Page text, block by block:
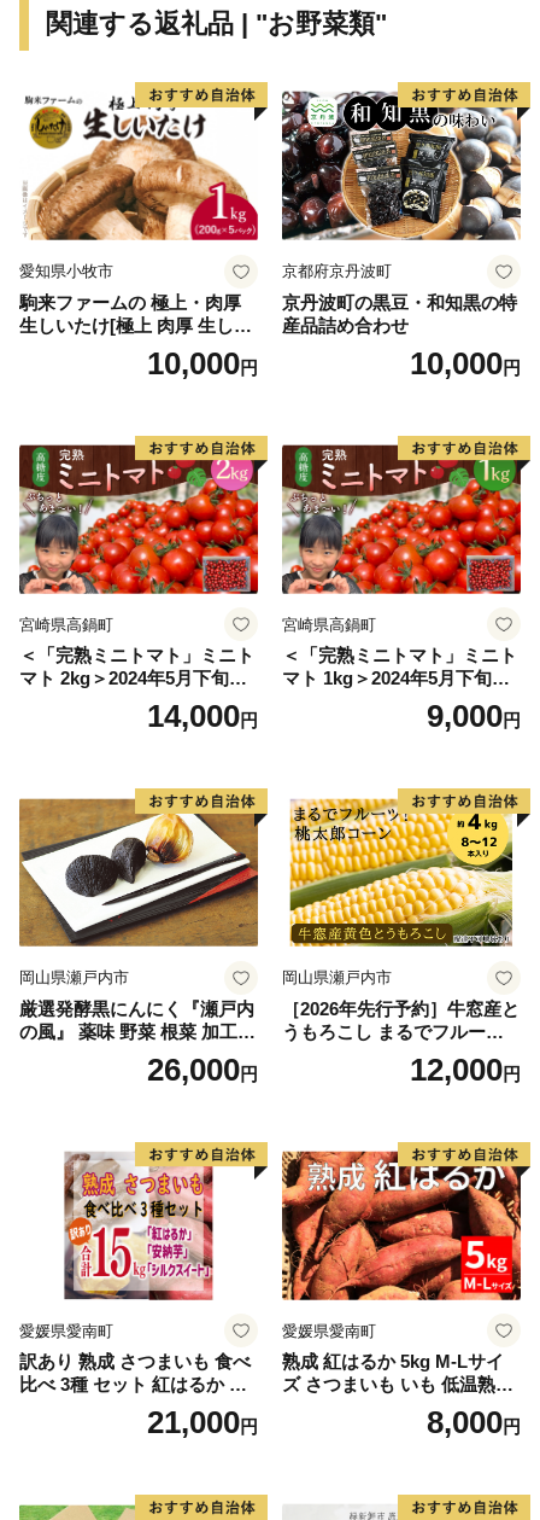
※土日、祝祭日、年末年始（12/29～1/4）は休業日とな
【ワンストップ特例申請書について】
下妻市役所 経済部 農業政策課 ふるさと振興係
平日8時30分～17時15分
TEL：0296-43-2111
関連する返礼品 | "お野菜類"
愛知県小牧市
駒来ファームの 極上・肉厚
生しいたけ[極上 肉厚 生しい
たけ 生シイタケ 生椎茸 安心
安全 国産 採れたて 新鮮 きの
10,000円
京都府京丹波町
京丹波町の黒豆・和知黒の特
産品詰め合わせ
10,000円
宮崎県高鍋町
＜「完熟ミニトマト」ミニト
マト 2kg＞2024年5月下旬迄
に順次出荷 野菜ソムリエサ
ミット アルル・リリカ共に
県 高鍋町産 産地直送 有機肥
料使用 高糖度 西森農園
14,000円
宮崎県高鍋町
＜「完熟ミニトマト」ミニト
マト 1kg＞2024年5月下旬迄
に順次出荷 野菜ソムリエサ
ミット アルル・リリカ共に
県 高鍋町産 産地直送 有機肥
料使用 高糖度 西森農園
9,000円
岡山県瀬戸内市
厳選発酵黒にんにく『瀬戸内
の風』 薬味 野菜 根菜 加工食
26,000円
岡山県瀬戸内市
［2026年先行予約］牛窓産と
うもろこし まるでフルー
ツ！最高糖度25度超え 生で
甘い、茹でて美味い！ 黄色
野菜
12,000円
愛媛県愛南町
訳あり 熟成 さつまいも 食べ
比べ 3種 セット 紅はるか 安
納芋 シルクスイート 合計 15
kg サイズ混合 サツマイモ 焼
芋 ほしいも スイートポテト
21,000円
愛媛県愛南町
熟成 紅はるか 5kg M-Lサイ
ズ さつまいも いも 低温熟成
完全熟成収穫 甘い 糖度 焼き
芋 やきいも スイートポテト
8,000円